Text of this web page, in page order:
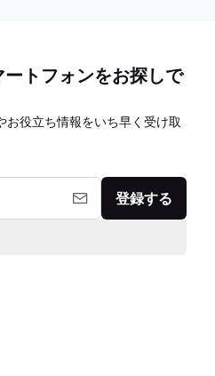
トフォンをお探しで
お役立ち情報をいち早く受け取
登録する